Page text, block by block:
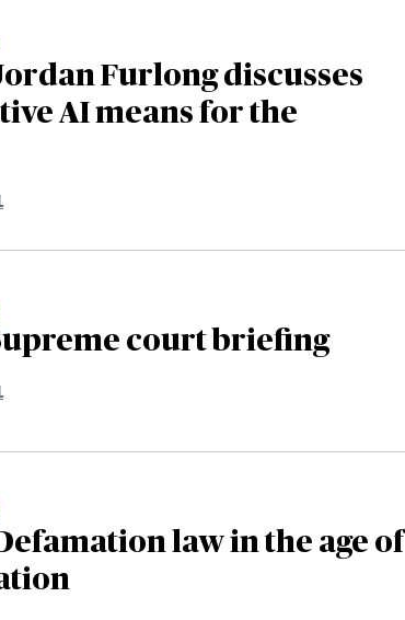
Furlong discusses
AI means for the
court briefing
law in the age of